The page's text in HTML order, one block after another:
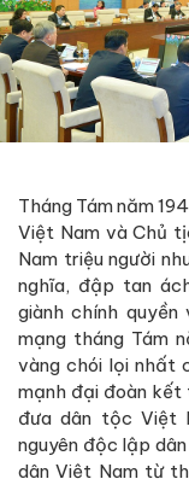
Tháng Tám năm
Việt Nam và Chủ
Nam triệu người
nghĩa, đập tan
giành chính
mạng tháng Tám
vàng chói lọi nhất
mạnh đại đoàn
đưa dân tộc Việt
nguyên độc lập
dân Việt Nam từ